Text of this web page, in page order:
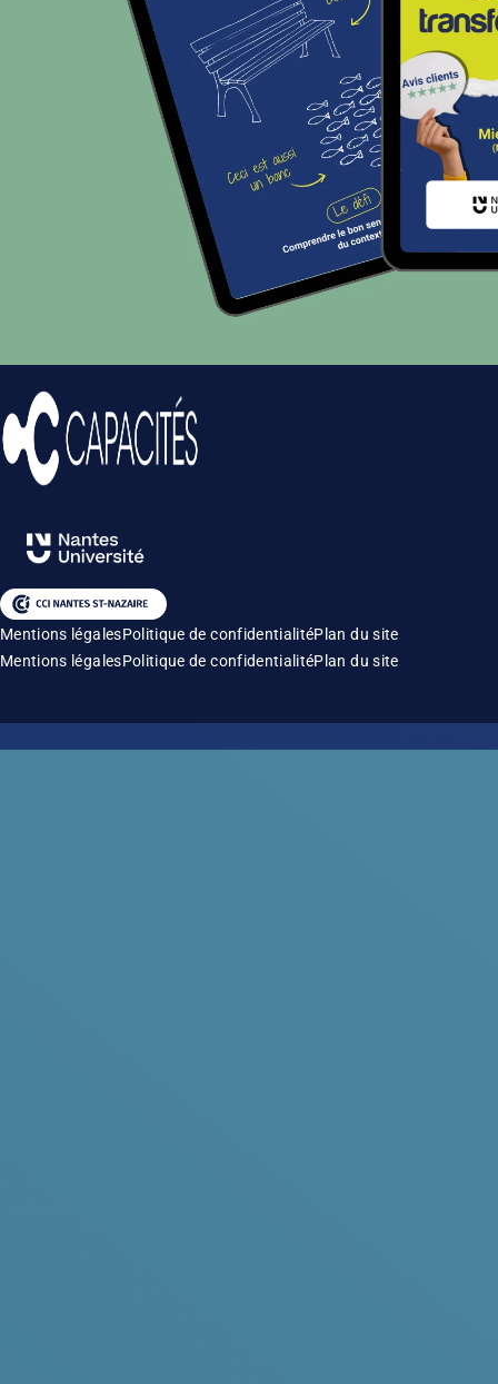
Mentions légalesPolitique de confidentialitéPlan du site
Mentions légalesPolitique de confidentialitéPlan du site